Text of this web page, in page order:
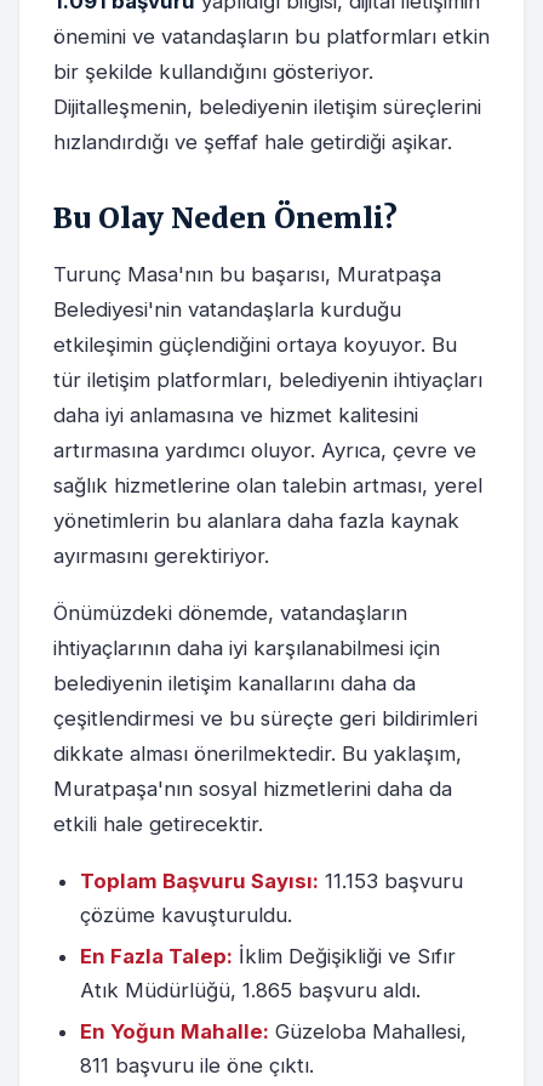
önemini ve vatandaşların bu platformları etkin
bir şekilde kullandığını gösteriyor.
Dijitalleşmenin, belediyenin iletişim süreçlerini
hızlandırdığı ve şeffaf hale getirdiği aşikar.
Bu Olay Neden Önemli?
Turunç Masa'nın bu başarısı, Muratpaşa
Belediyesi'nin vatandaşlarla kurduğu
etkileşimin güçlendiğini ortaya koyuyor. Bu
tür iletişim platformları, belediyenin ihtiyaçları
daha iyi anlamasına ve hizmet kalitesini
artırmasına yardımcı oluyor. Ayrıca, çevre ve
sağlık hizmetlerine olan talebin artması, yerel
yönetimlerin bu alanlara daha fazla kaynak
ayırmasını gerektiriyor.
Önümüzdeki dönemde, vatandaşların
ihtiyaçlarının daha iyi karşılanabilmesi için
belediyenin iletişim kanallarını daha da
çeşitlendirmesi ve bu süreçte geri bildirimleri
dikkate alması önerilmektedir. Bu yaklaşım,
Muratpaşa'nın sosyal hizmetlerini daha da
etkili hale getirecektir.
Toplam Başvuru Sayısı: 11.153 başvuru
çözüme kavuşturuldu.
En Fazla Talep: İklim Değişikliği ve Sıfır
Atık Müdürlüğü, 1.865 başvuru aldı.
En Yoğun Mahalle: Güzeloba Mahallesi,
811 başvuru ile öne çıktı.